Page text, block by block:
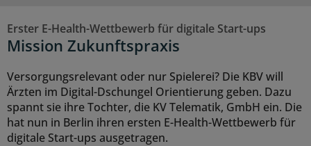
Erster E-Health-Wettbewerb für digitale Start-ups
Mission Zukunftspraxis
Versorgungsrelevant oder nur Spielerei? Die KBV will
Ärzten im Digital-Dschungel Orientierung geben. Dazu
spannt sie ihre Tochter, die KV Telematik, GmbH ein. Die
hat nun in Berlin ihren ersten E-Health-Wettbewerb für
digitale Start-ups ausgetragen.